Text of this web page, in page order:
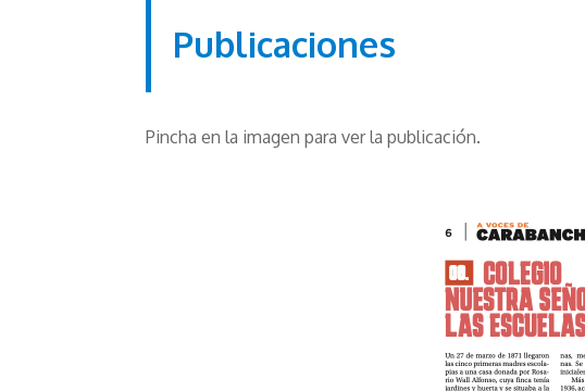
Publicaciones
Pincha en la imagen para ver la publicación.